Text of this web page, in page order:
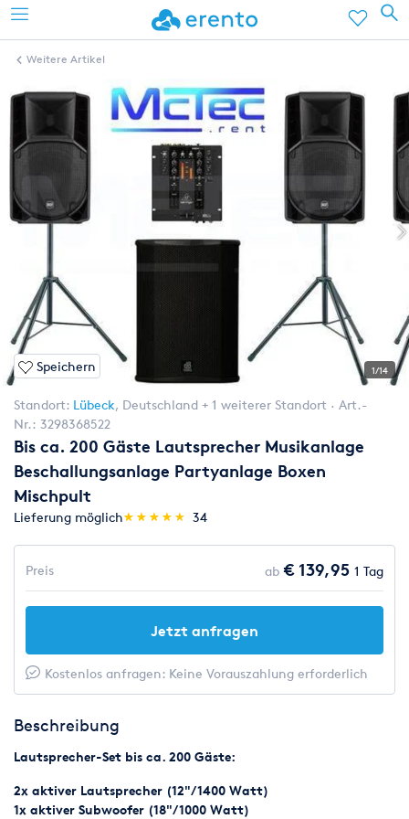
Weitere Artikel
Speichern 1/14
Standort: Lübeck, Deutschland + 1 weiterer Standort
Art.-
Nr.: 3298368522
Bis ca. 200 Gäste Lautsprecher Musikanlage
Beschallungsanlage Partyanlage Boxen
Mischpult
Lieferung möglich(*)
★
★
(*)★
★
(*) ★
★
(*) ★
★
(*) ★
★ 34
Preis ab € 139,95 1 Tag
Jetzt anfragen
Kostenlos anfragen: Keine Vorauszahlung erforderlich
Beschreibung
Lautsprecher-Set bis ca. 200 Gäste:
2x aktiver Lautsprecher (12"/ 1400 Watt)
1x aktiver Subwoofer (18"/ 1000 Watt)